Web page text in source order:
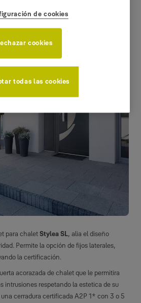
para chaletStylea SL, alia el diseño
Permite la opción de fijos laterales,
la certificación.
acorazada de chalet que le permitira
intrusiones respetando la estetica de su
cerradura certificada A2P 1* con 3 o 5
de cookies
cookies
todas las cookies